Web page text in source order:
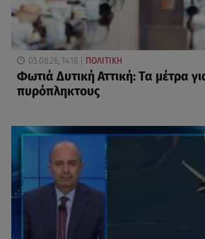
05.08.26, 14:18 ΠΟΛΙΤΙΚΗ
Φωτιά Δυτική Αττική: Τα μέτρα
πυρόπληκτους